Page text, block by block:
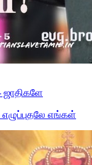
ஜாதிகளே
எழுப்புதலே எங்கள்